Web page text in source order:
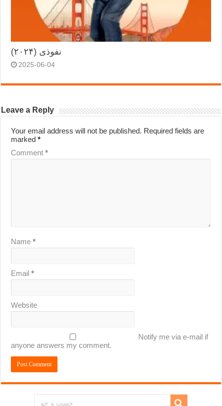
نفوذی (۲۰۲۴)
2025-06-04
Leave a Reply
Your email address will not be published. Required fields are
marked*
Comment*
Name*
Email*
Website
Notify me via e-mail if
anyone answers my comment.